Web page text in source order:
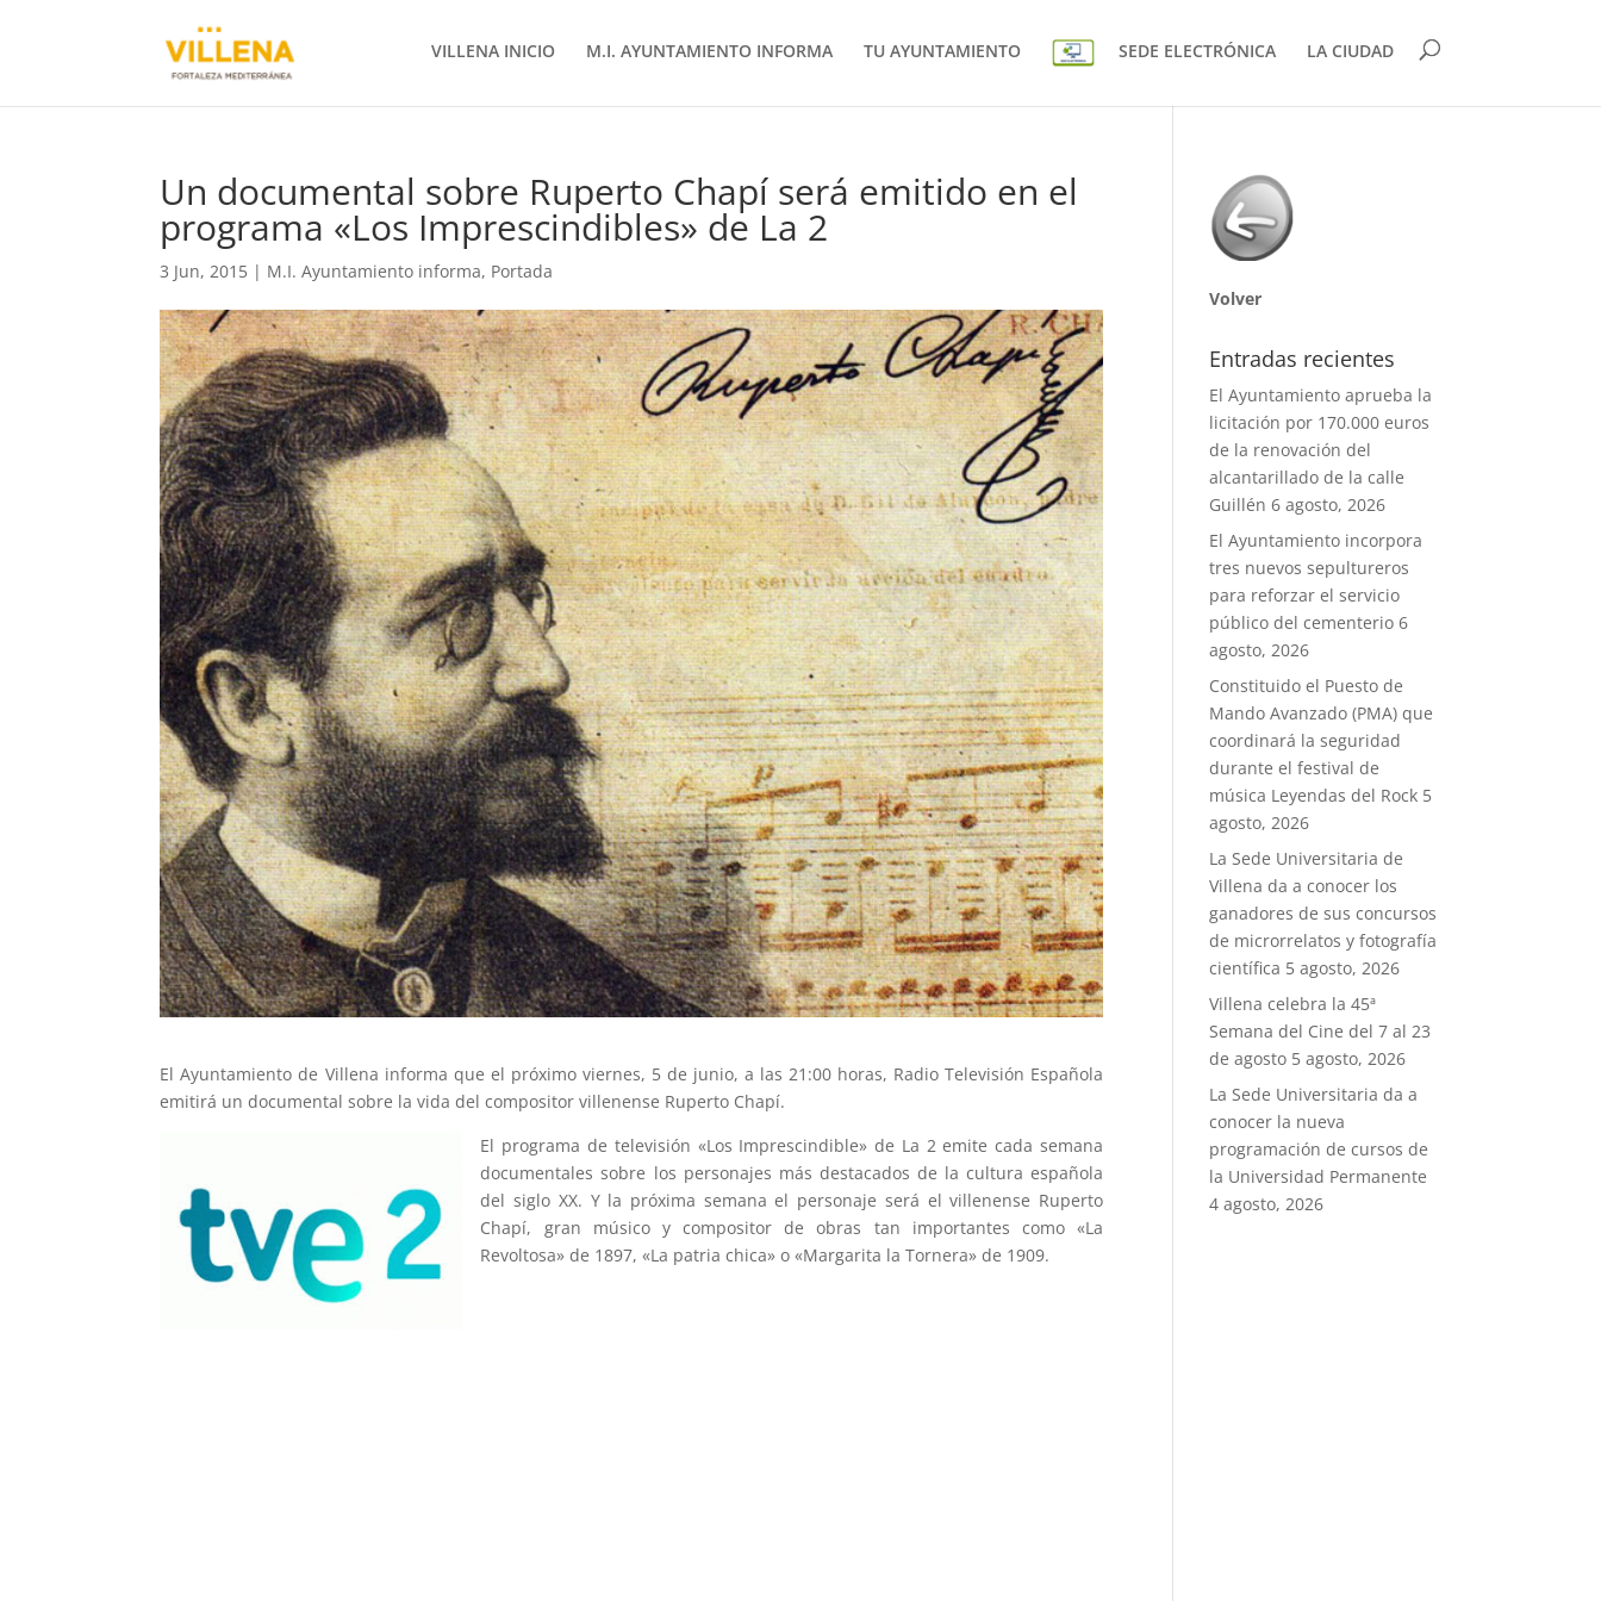
VILLENA INICIO M.I. AYUNTAMIENTO INFORMA TU AYUNTAMIENTO SEDE ELECTRÓNICA LA CIUDAD
Un documental sobre Ruperto Chapí será emitido en el
programa «Los Imprescindibles» de La 2
3 Jun, 2015 | M.I. Ayuntamiento informa, Portada
El Ayuntamiento de Villena informa que el próximo viernes, 5 de junio, a las 21:00 horas, Radio Televisión Española
emitirá un documental sobre la vida del compositor villenense Ruperto Chapí.
El programa de televisión «Los Imprescindible» de La 2 emite cada semana
documentales sobre los personajes más destacados de la cultura española
del siglo XX. Y la próxima semana el personaje será el villenense Ruperto
Chapí, gran músico y compositor de obras tan importantes como «La
Revoltosa» de 1897, «La patria chica» o «Margarita la Tornera» de 1909.
Volver
Entradas recientes
El Ayuntamiento aprueba la
licitación por 170.000 euros
de la renovación del
alcantarillado de la calle
Guillén 6 agosto, 2026
El Ayuntamiento incorpora
tres nuevos sepultureros
para reforzar el servicio
público del cementerio 6
agosto, 2026
Constituido el Puesto de
Mando Avanzado (PMA) que
coordinará la seguridad
durante el festival de
música Leyendas del Rock 5
agosto, 2026
La Sede Universitaria de
Villena da a conocer los
ganadores de sus concursos
de microrrelatos y fotografía
científica 5 agosto, 2026
Villena celebra la 45ª
Semana del Cine del 7 al 23
de agosto 5 agosto, 2026
La Sede Universitaria da a
conocer la nueva
programación de cursos de
la Universidad Permanente
4 agosto, 2026